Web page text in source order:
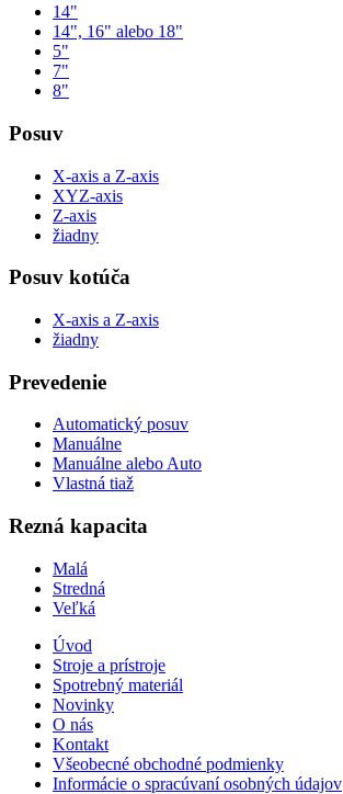
14"
14", 16" alebo 18"
5"
7"
8"
Posuv
X-axis a Z-axis
XYZ-axis
Z-axis
žiadny
Posuv kotúča
X-axis a Z-axis
žiadny
Prevedenie
Automatický posuv
Manuálne
Manuálne alebo Auto
Vlastná tiaž
Rezná kapacita
Malá
Stredná
Veľká
Úvod
Stroje a prístroje
Spotrebný materiál
Novinky
O nás
Kontakt
Všeobecné obchodné podmienky
Informácie o spracúvaní osobných údajov